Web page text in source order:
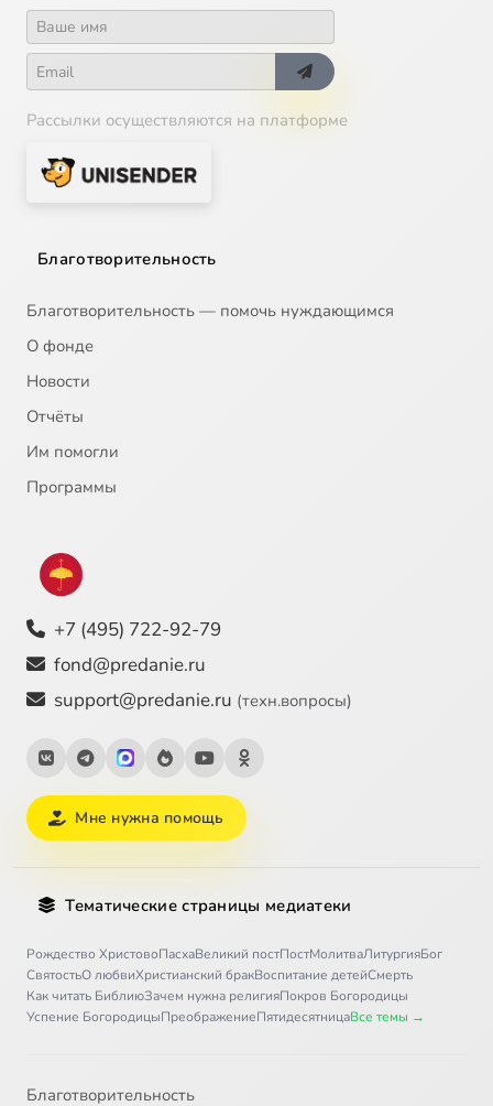
Рассылки осуществляются на платформе
Благотворительность
Благотворительность — помочь нуждающимся
О фонде
Новости
Отчёты
Им помогли
Программы
+7 (495) 722-92-79
fond@predanie.ru
support@predanie.ru (техн.вопросы)
Мне нужна помощь
Тематические страницы медиатеки
Рождество ХристовоПасхаВеликий постПостМолитваЛитургияБог
СвятостьО любвиХристианский бракВоспитание детейСмерть
Как читать БиблиюЗачем нужна религияПокров Богородицы
Успение БогородицыПреображениеПятидесятницаВсе темы →
Благотворительность